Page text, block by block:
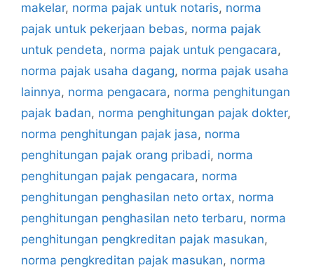
makelar, norma pajak untuk notaris, norma
pajak untuk pekerjaan bebas, norma pajak
untuk pendeta, norma pajak untuk pengacara,
norma pajak usaha dagang, norma pajak usaha
lainnya, norma pengacara, norma penghitungan
pajak badan, norma penghitungan pajak dokter,
norma penghitungan pajak jasa, norma
penghitungan pajak orang pribadi, norma
penghitungan pajak pengacara, norma
penghitungan penghasilan neto ortax, norma
penghitungan penghasilan neto terbaru, norma
penghitungan pengkreditan pajak masukan,
norma pengkreditan pajak masukan, norma